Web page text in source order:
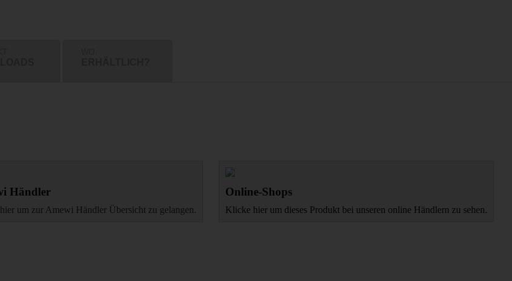
Händler
um zur Amewi Händler Übersicht zu gelangen.
Online-Shops
Klicke hier um dieses Produkt bei unseren online Händlern zu sehen.